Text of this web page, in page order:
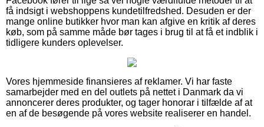
få indsigt i webshoppens kundetilfredshed. Desuden er der
mange online butikker hvor man kan afgive en kritik af deres
køb, som på samme måde bør tages i brug til at få et indblik i
tidligere kunders oplevelser.
Vores hjemmeside finansieres af reklamer. Vi har faste
samarbejder med en del outlets på nettet i Danmark da vi
annoncerer deres produkter, og tager honorar i tilfælde af at
en af de besøgende på vores website realiserer en handel.